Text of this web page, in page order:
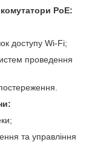
PoE:
доступу Wi-Fi;
проведення
та управління